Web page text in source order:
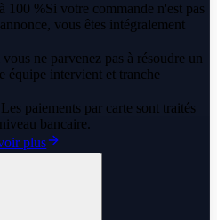
100 %Si votre commande n'est pas
vous êtes intégralement
vous ne parvenez pas à résoudre un
équipe intervient et tranche
Les paiements par carte sont traités
bancaire.
plus